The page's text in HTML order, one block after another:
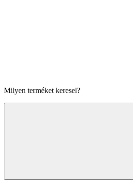
Milyen terméket keresel?